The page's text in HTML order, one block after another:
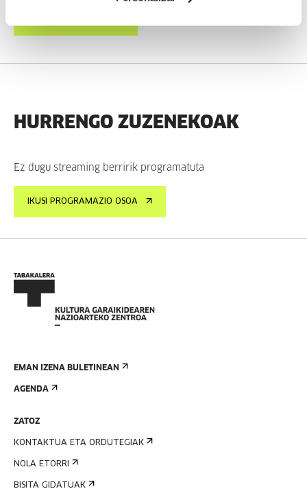
HURRENGO ZUZENEKOAK
Ez dugu streaming berririk programatuta
IKUSI PROGRAMAZIO OSOA
EMAN IZENA BULETINEAN
AGENDA
ZATOZ
KONTAKTUA ETA ORDUTEGIAK
NOLA ETORRI
BISITA GIDATUAK